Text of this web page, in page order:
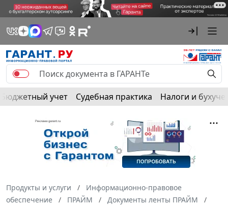
Бюджетный учет Судебная практика Налоги и
Продукты и услуги
Информационно-правовое
обеспечение
ПРАЙМ
Документы ленты ПРАЙМ